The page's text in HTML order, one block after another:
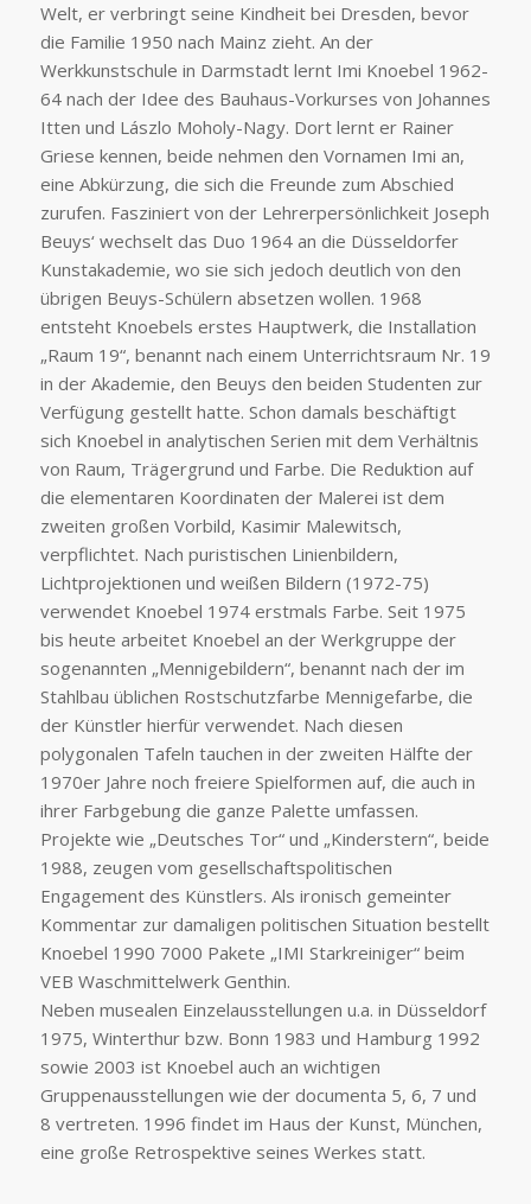
Welt, er verbringt seine Kindheit bei Dresden, bevor
die Familie 1950 nach Mainz zieht. An der
Werkkunstschule in Darmstadt lernt Imi Knoebel 1962-
64 nach der Idee des Bauhaus-Vorkurses von Johannes
Itten und Lászlo Moholy-Nagy. Dort lernt er Rainer
Griese kennen, beide nehmen den Vornamen Imi an,
eine Abkürzung, die sich die Freunde zum Abschied
zurufen. Fasziniert von der Lehrerpersönlichkeit Joseph
Beuys‘ wechselt das Duo 1964 an die Düsseldorfer
Kunstakademie, wo sie sich jedoch deutlich von den
übrigen Beuys-Schülern absetzen wollen. 1968
entsteht Knoebels erstes Hauptwerk, die Installation
„Raum 19“, benannt nach einem Unterrichtsraum Nr. 19
in der Akademie, den Beuys den beiden Studenten zur
Verfügung gestellt hatte. Schon damals beschäftigt
sich Knoebel in analytischen Serien mit dem Verhältnis
von Raum, Trägergrund und Farbe. Die Reduktion auf
die elementaren Koordinaten der Malerei ist dem
zweiten großen Vorbild, Kasimir Malewitsch,
verpflichtet. Nach puristischen Linienbildern,
Lichtprojektionen und weißen Bildern (1972-75)
verwendet Knoebel 1974 erstmals Farbe. Seit 1975
bis heute arbeitet Knoebel an der Werkgruppe der
sogenannten „Mennigebildern“, benannt nach der im
Stahlbau üblichen Rostschutzfarbe Mennigefarbe, die
der Künstler hierfür verwendet. Nach diesen
polygonalen Tafeln tauchen in der zweiten Hälfte der
1970er Jahre noch freiere Spielformen auf, die auch in
ihrer Farbgebung die ganze Palette umfassen.
Projekte wie „Deutsches Tor“ und „Kinderstern“, beide
1988, zeugen vom gesellschaftspolitischen
Engagement des Künstlers. Als ironisch gemeinter
Kommentar zur damaligen politischen Situation bestellt
Knoebel 1990 7000 Pakete „IMI Starkreiniger“ beim
VEB Waschmittelwerk Genthin.
Neben musealen Einzelausstellungen u.a. in Düsseldorf
1975, Winterthur bzw. Bonn 1983 und Hamburg 1992
sowie 2003 ist Knoebel auch an wichtigen
Gruppenausstellungen wie der documenta 5, 6, 7 und
8 vertreten. 1996 findet im Haus der Kunst, München,
eine große Retrospektive seines Werkes statt.